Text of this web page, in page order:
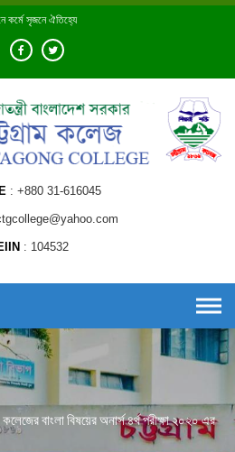
কর্মে সৃজনে ঐতিহ্যে
+880 31-616045
104532
কলেজের বাংলা বিষয়ের অনার্স ৪র্থ পরীক্ষা ২০২০ এর